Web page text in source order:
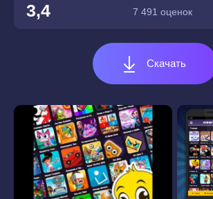
3,4 7 491 оценок
Скачать